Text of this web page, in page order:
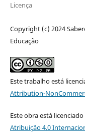
Licença
Copyright (c) 2024
Educação
Este trabalho está
Attribution-
Este obra está
Atribuição 4.0